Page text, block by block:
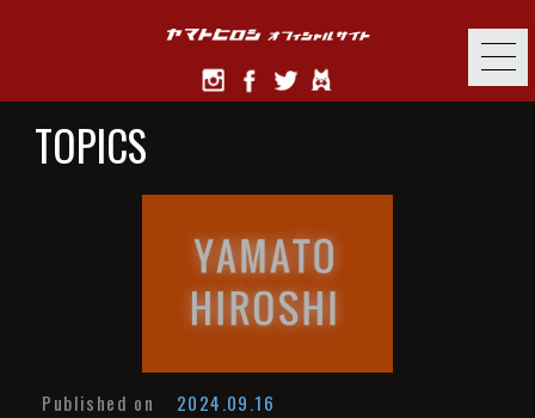
TOPICS
Published on 2024.09.16